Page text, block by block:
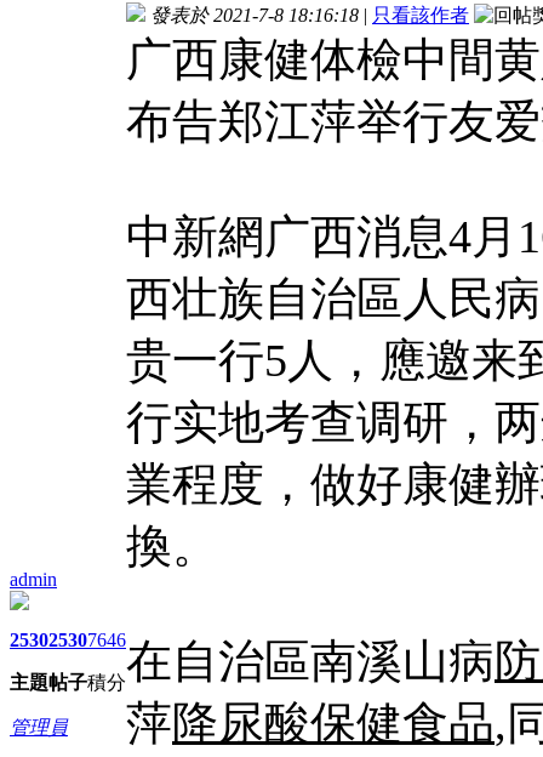
admin
2530
主題
2530
帖子
7646
積分
管理員
發表於 2021-7-8 18:16:18 | 只看該作者
广西康健体檢中間
布告郑江萍举行友
中新網广西消息4月
西壮族自治區人民
贵一行5人，應邀来
行实地考查调研，
業程度，做好康健
換。
在自治區南溪山病
萍降尿酸保健食品,